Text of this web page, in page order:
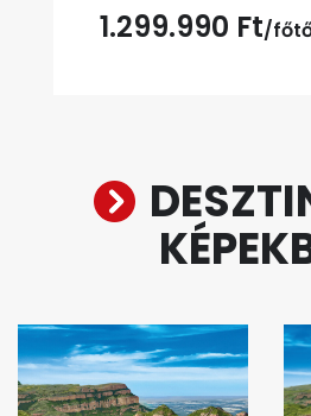
1.299.990 Ft/